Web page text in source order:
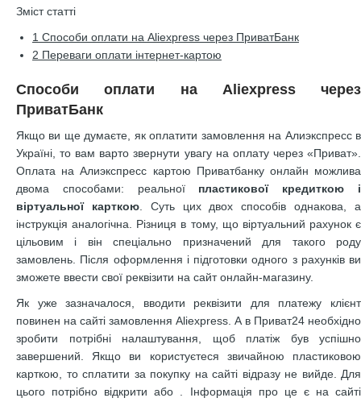
Зміст статті
1 Способи оплати на Aliexpress через ПриватБанк
2 Переваги оплати інтернет-картою
Способи оплати на Aliexpress через
ПриватБанк
Якщо ви ще думаєте, як оплатити замовлення на Алиэкспресс в
Україні, то вам варто звернути увагу на оплату через «Приват».
Оплата на Алиэкспресс картою Приватбанку онлайн можлива
двома способами: реальної пластикової кредиткою і
віртуальної карткою. Суть цих двох способів однакова, а
інструкція аналогічна. Різниця в тому, що віртуальний рахунок є
цільовим і він спеціально призначений для такого роду
замовлень. Після оформлення і підготовки одного з рахунків ви
зможете ввести свої реквізити на сайт онлайн-магазину.
Як уже зазначалося, вводити реквізити для платежу клієнт
повинен на сайті замовлення Aliexpress. А в Приват24 необхідно
зробити потрібні налаштування, щоб платіж був успішно
завершений. Якщо ви користуєтеся звичайною пластиковою
карткою, то сплатити за покупку на сайті відразу не вийде. Для
цього потрібно відкрити або
. Інформація про це є на сайті